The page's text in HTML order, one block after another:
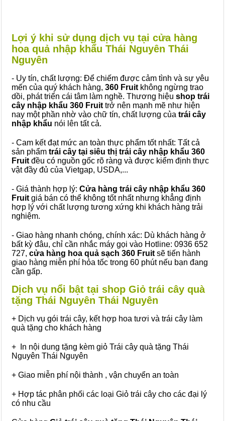
Lợi ý khi sử dụng dịch vụ tại cửa hàng
hoa quả nhập khẩu Thái Nguyên Thái
Nguyên
- Uy tín, chất lượng: Để chiếm được cảm tình và sự yêu
mến của quý khách hàng, 360 Fruit không ngừng trao
dồi, phát triển cái tâm làm nghề. Thương hiệu shop trái
cây nhập khẩu 360 Fruit trở nên mạnh mẽ như hiện
nay một phần nhờ vào chữ tín, chất lượng của trái cây
nhập khẩu nói lên tất cả.
- Cam kết đạt mức an toàn thực phẩm tốt nhất: Tất cả
sản phẩm trái cây tại siêu thị trái cây nhập khẩu 360
Fruit đều có nguồn gốc rõ ràng và được kiểm định thực
vật đầy đủ của Vietgap, USDA,...
- Giá thành hợp lý: Cửa hàng trái cây nhập khẩu 360
Fruit giá bán có thể không tốt nhất nhưng khẳng định
hợp lý với chất lượng tương xứng khi khách hàng trải
nghiệm.
- Giao hàng nhanh chóng, chính xác: Dù khách hàng ở
bất kỳ đâu, chỉ cần nhắc máy gọi vào Hotline: 0936 652
727, cửa hàng hoa quả sạch 360 Fruit sẽ tiến hành
giao hàng miễn phí hỏa tốc trong 60 phút nếu bạn đang
cần gấp.
Dịch vụ nổi bật tại shop Giỏ trái cây quà
tặng Thái Nguyên Thái Nguyên
+ Dịch vụ gói trái cây, kết hợp hoa tươi và trái cây làm
quà tặng cho khách hàng
+ In nội dung tặng kèm giỏ Trái cây quà tặng Thái
Nguyên Thái Nguyên
+ Giao miễn phí nội thành , vận chuyển an toàn
+ Hợp tác phân phối các loại Giỏ trái cây cho các đại lý
có nhu cầu